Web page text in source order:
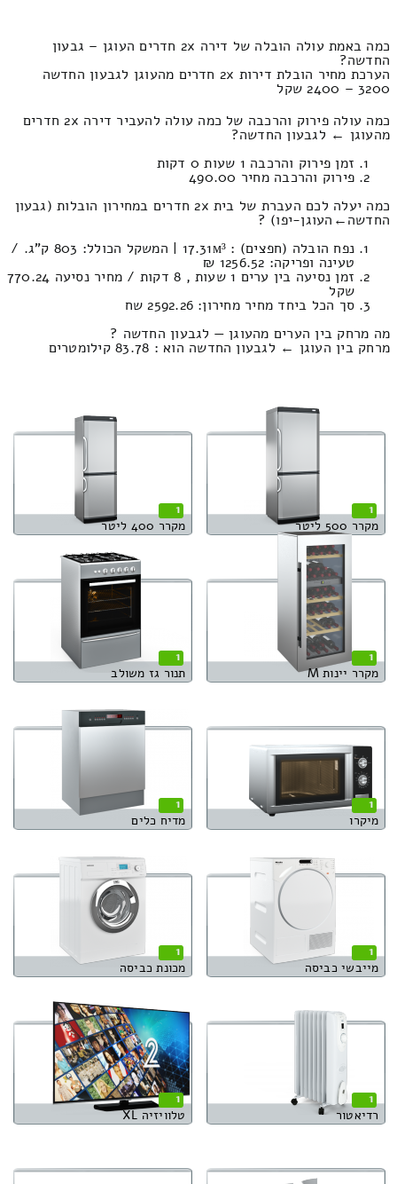
כמה באמת עולה הובלה של דירה 2x חדרים העוגן – גבעון
החדשה?
הערכת מחיר הובלת דירות 2x חדרים מהעוגן לגבעון החדשה
3200 – 2400 שקל
כמה עולה פירוק והרכבה של כמה עולה להעביר דירה 2x חדרים
מהעוגן ← לגבעון החדשה?
זמן פירוק והרכבה 1 שעות 0 דקות
פירוק והרכבה מחיר 490.00
כמה יעלה לכם העברת של בית 2x חדרים במחירון הובלות (גבעון
החדשה‎←‏העוגן-יפו) ?
נפח הובלה (חפצים) : 17.31м³ | המשקל הכולל: 803 ק”ג. /
טעינה ופריקה: 1256.52 ₪
זמן נסיעה בין ערים 1 שעות , 8 דקות / מחיר נסיעה 770.24
שקל
סך הכל ביחד מחיר מחירון: 2592.26 שח
מה מרחק בין הערים מהעוגן — לגבעון החדשה ?
מרחק בין העוגן ← לגבעון החדשה הוא : 83.78 קילומטרים
1
מקרר 500 ליטר
1
מקרר 400 ליטר
1
מקרר יינות M
1
תנור גז משולב
1
מיקרו
1
מדיח כלים
1
מייבשי כביסה
1
מכונת כביסה
1
רדיאטור
1
טלוויזיה XL